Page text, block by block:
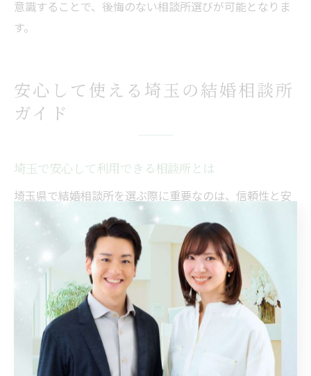
意識することで、後悔のない相談所選びが可能となりま
す。
安心して使える埼玉の結婚相談所
ガイド
埼玉で安心して利用できる相談所とは
埼玉県で結婚相談所を選ぶ際に重要なのは、信頼性と安
心感です。結婚相談所は人生の大きな決断をサポートす
る場所であるため、信頼できる相談所であることが不可
欠です。具体的には、長年の実績を持つ相談所や、登録
料や月会費が明確に提示されているところを選ぶと良い
でしょう。また、無料相談を実施しているところは、初
めての方でも気軽に相談できる環境が整っていることが
多いので、初心者には特におすすめです。さらに、相談
所のカウンセラーが親身に対応してくれるかどうかも重